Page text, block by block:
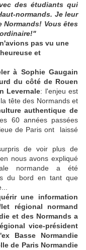
des étudiants qui
normands. Je leur
Normands! Vous êtes
pas vu une
et
à Sophie Gaugain
du côté de Rouen
Levernale: l'enjeu est
tête des Normands et
authentique de
60 années passées
de Paris ont laissé
de voir plus de
nous avons expliqué
normande a été
du bord en tant que
une information
régional normand
et des Normands a
vice-président
Basse Normandie
de Paris Normandie